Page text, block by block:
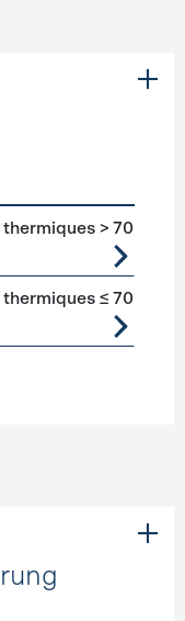
> 70
thermiques ≤ 70